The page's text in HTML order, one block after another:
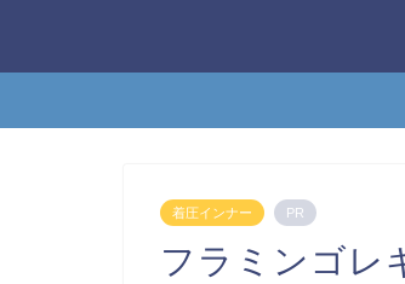
着圧インナー PR
フラミンゴレ